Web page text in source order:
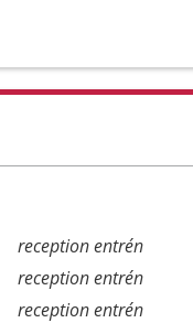
reception entrén
reception entrén
reception entrén